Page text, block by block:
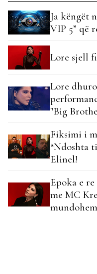
Ja këngët
VIP 5” që
Lore sjell
Lore
"Big
Fiksimi i
“Ndoshta
Elinel!
Epoka e
me MC